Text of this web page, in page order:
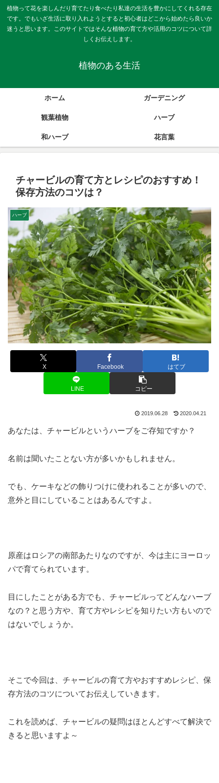
植物って花を楽しんだり育てたり食べたり私達の生活を豊かにしてくれる存在
です。でもいざ生活に取り入れようとすると初心者はどこから始めたら良いか
迷うと思います。このサイトではそんな植物の育て方や活用のコツについて詳
しくお伝えします。
植物のある生活
ホーム ガーデニング
観葉植物 ハーブ
和ハーブ 花言葉
チャービルの育て方とレシピのおすすめ！
保存方法のコツは？
ハーブ
X Facebook はてブ
LINE コピー
2019.06.28 2020.04.21
あなたは、チャービルというハーブをご存知ですか？
名前は聞いたことない方が多いかもしれません。
でも、ケーキなどの飾りつけに使われることが多いので、
意外と目にしていることはあるんですよ。
原産はロシアの南部あたりなのですが、今は主にヨーロッ
パで育てられています。
目にしたことがある方でも、チャービルってどんなハーブ
なの？と思う方や、育て方やレシピを知りたい方もいので
はないでしょうか。
そこで今回は、チャービルの育て方やおすすめレシピ、保
存方法のコツについてお伝えしていきます。
これを読めば、チャービルの疑問はほとんどすべて解決で
きると思いますよ～